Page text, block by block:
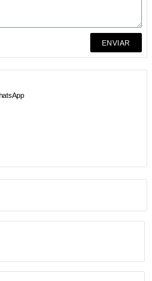
ENVIAR